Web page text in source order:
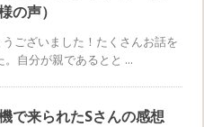
の声）
ございました！たくさんお話を
自分が親であるとと ...
で来られたSさんの感想